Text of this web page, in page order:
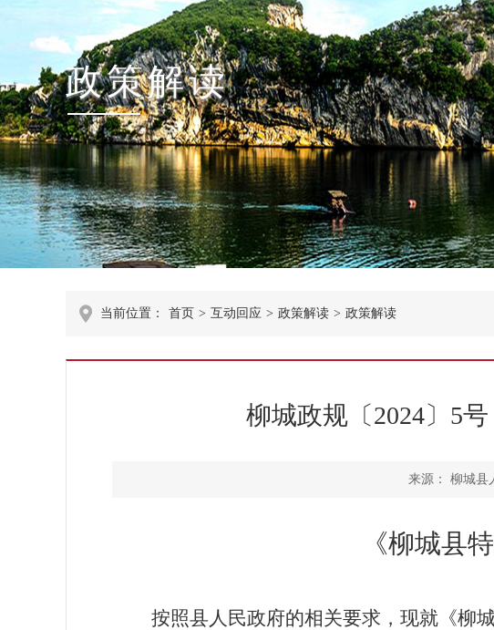
政策解读
当前位置： 首页 > 互动回应 > 政策解读 > 政策解读
柳城政规〔2024〕5
来源： 柳城县
《柳城县
按照县人民政府的相关要求，现就《柳